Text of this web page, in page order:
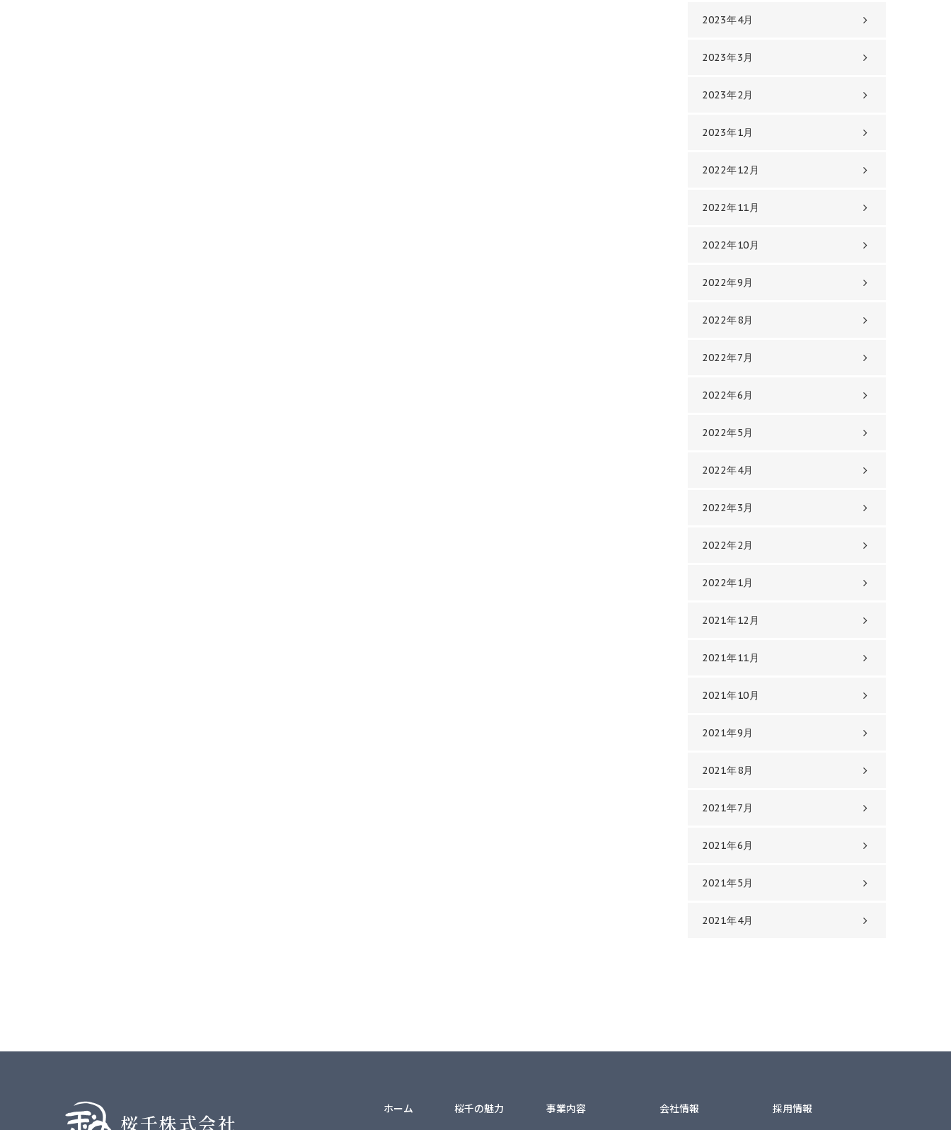
2023年4月
2023年3月
2023年2月
2023年1月
2022年12月
2022年11月
2022年10月
2022年9月
2022年8月
2022年7月
2022年6月
2022年5月
2022年4月
2022年3月
2022年2月
2022年1月
2021年12月
2021年11月
2021年10月
2021年9月
2021年8月
2021年7月
2021年6月
2021年5月
2021年4月
桜千株式会社
ホーム 桜千の魅力 事業内容 会社情報
採用情報